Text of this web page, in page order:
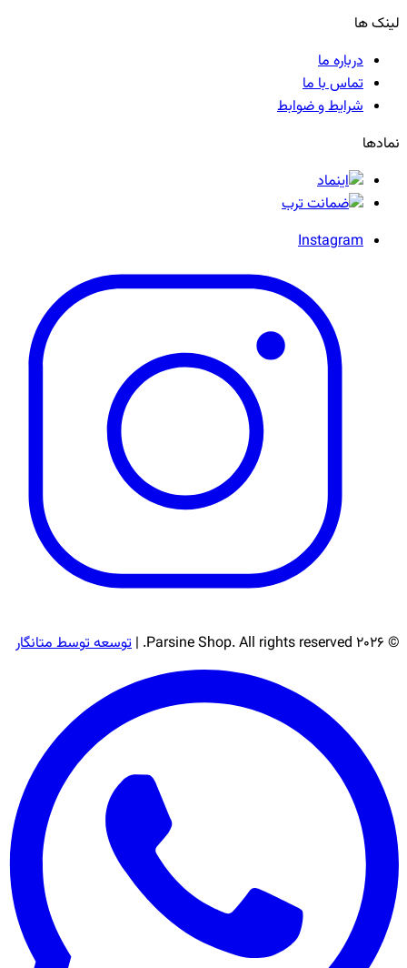
لینک ها
درباره ما
تماس با ما
شرایط و ضوابط
نمادها
Instagram
© 2026 Parsine Shop. All rights reserved. | توسعه توسط متانگار